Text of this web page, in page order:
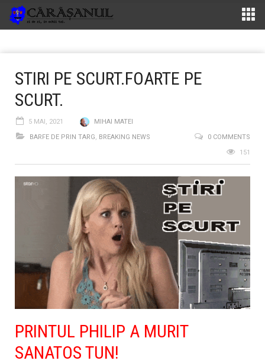
STIRI PE SCURT.FOARTE PE
SCURT.
5 MAI, 2021
MIHAI MATEI
BARFE DE PRIN TARG, BREAKING NEWS
0 COMMENTS
151
PRINTUL PHILIP A MURIT
SANATOS TUN!